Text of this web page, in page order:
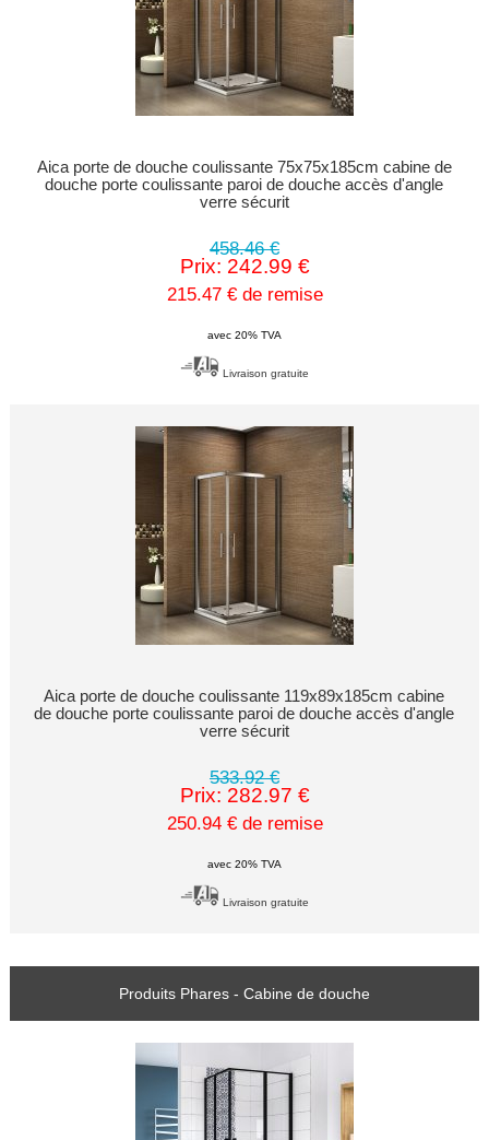
Aica porte de douche coulissante 75x75x185cm cabine de
douche porte coulissante paroi de douche accès d'angle
verre sécurit
458.46 €
Prix: 242.99 €
215.47 € de remise
avec 20% TVA
Livraison gratuite
Aica porte de douche coulissante 119x89x185cm cabine
de douche porte coulissante paroi de douche accès d'angle
verre sécurit
533.92 €
Prix: 282.97 €
250.94 € de remise
avec 20% TVA
Livraison gratuite
Produits Phares - Cabine de douche